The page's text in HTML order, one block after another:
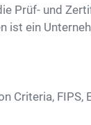
Prüf- und
ein
Criteria, FIPS,